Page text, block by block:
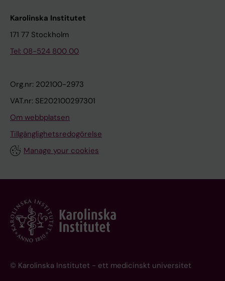
Karolinska Institutet
171 77 Stockholm
Tel: 08-524 800 00
Org.nr: 202100-2973
VAT.nr: SE202100297301
Om webbplatsen
Tillgänglighetsredogörelse
Manage your cookies
© Karolinska Institutet - ett medicinskt universitet